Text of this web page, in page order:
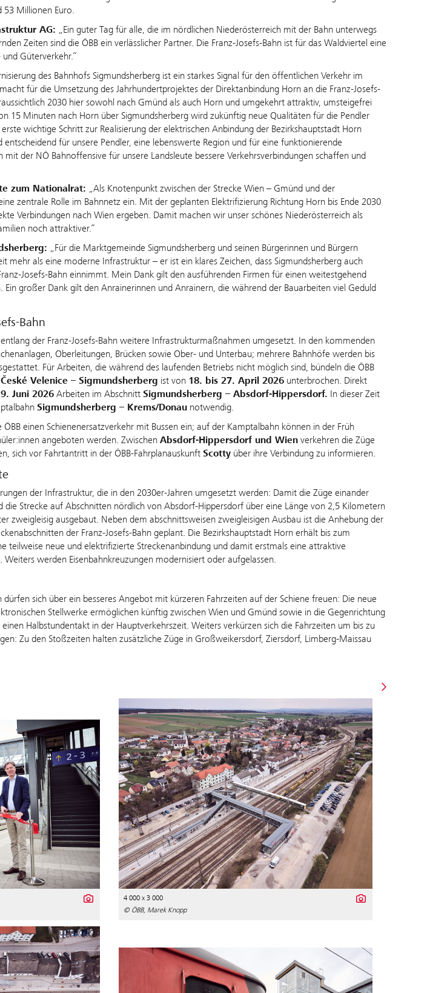
53 Millionen Euro.
AG: „Ein guter Tag für alle, die im nördlichen Niederösterreich mit der Bahn unterwegs
Zeiten sind die ÖBB ein verlässlicher Partner. Die Franz-Josefs-Bahn ist für das Waldviertel eine
Güterverkehr.“
des Bahnhofs Sigmundsherberg ist ein starkes Signal für den öffentlichen Verkehr im
für die Umsetzung des Jahrhundertprojektes der Direktanbindung Horn an die Franz-Josefs-
2030 hier sowohl nach Gmünd als auch Horn und umgekehrt attraktiv, umsteigefrei
15 Minuten nach Horn über Sigmundsherberg wird zukünftig neue Qualitäten für die Pendler
wichtige Schritt zur Realisierung der elektrischen Anbindung der Bezirkshauptstadt Horn
für unsere Pendler, eine lebenswerte Region und für eine funktionierende
der NÖ Bahnoffensive für unsere Landsleute bessere Verkehrsverbindungen schaffen und
zum Nationalrat: „Als Knotenpunkt zwischen der Strecke Wien – Gmünd und der
zentrale Rolle im Bahnnetz ein. Mit der geplanten Elektrifizierung Richtung Horn bis Ende 2030
Verbindungen nach Wien ergeben. Damit machen wir unser schönes Niederösterreich als
noch attraktiver.“
„Für die Marktgemeinde Sigmundsherberg und seinen Bürgerinnen und Bürgern
mehr als eine moderne Infrastruktur – er ist ein klares Zeichen, dass Sigmundsherberg auch
Josefs-Bahn einnimmt. Mein Dank gilt den ausführenden Firmen für einen weitestgehend
Ein großer Dank gilt den Anrainerinnen und Anrainern, die während der Bauarbeiten viel Geduld
Bahn
der Franz-Josefs-Bahn weitere Infrastrukturmaßnahmen umgesetzt. In den kommenden
Oberleitungen, Brücken sowie Ober- und Unterbau; mehrere Bahnhöfe werden bis
Für Arbeiten, die während des laufenden Betriebs nicht möglich sind, bündeln die ÖBB
České Velenice – Sigmundsherberg ist von 18. bis 27. April 2026unterbrochen. Direkt
Juni 2026Arbeiten im Abschnitt Sigmundsherberg – Absdorf-Hippersdorf. In dieser Zeit
Sigmundsherberg – Krems/Donaunotwendig.
einen Schienenersatzverkehr mit Bussen ein; auf der Kamptalbahn können in der Früh
angeboten werden. Zwischen Absdorf-Hippersdorf und Wienverkehren die Züge
sich vor Fahrtantritt in der ÖBB-Fahrplanauskunft Scottyüber ihre Verbindung zu informieren.
der Infrastruktur, die in den 2030er-Jahren umgesetzt werden: Damit die Züge einander
Strecke auf Abschnitten nördlich von Absdorf-Hippersdorf über eine Länge von 2,5 Kilometern
zweigleisig ausgebaut. Neben dem abschnittsweisen zweigleisigen Ausbau ist die Anhebung der
der Franz-Josefs-Bahn geplant. Die Bezirkshauptstadt Horn erhält bis zum
teilweise neue und elektrifizierte Streckenanbindung und damit erstmals eine attraktive
werden Eisenbahnkreuzungen modernisiert oder aufgelassen.
dürfen sich über ein besseres Angebot mit kürzeren Fahrzeiten auf der Schiene freuen: Die neue
Stellwerke ermöglichen künftig zwischen Wien und Gmünd sowie in die Gegenrichtung
Halbstundentakt in der Hauptverkehrszeit. Weiters verkürzen sich die Fahrzeiten um bis zu
Zu den Stoßzeiten halten zusätzliche Züge in Großweikersdorf, Ziersdorf, Limberg-Maissau
4 000 x 3 000
© ÖBB, Marek Knopp